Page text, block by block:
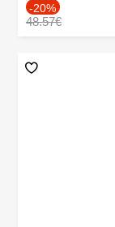
-20%
48.57€